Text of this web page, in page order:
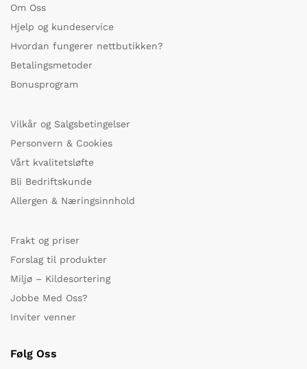
Om Oss
Hjelp og kundeservice
Hvordan fungerer nettbutikken?
Betalingsmetoder
Bonusprogram
Vilkår og Salgsbetingelser
Personvern & Cookies
Vårt kvalitetsløfte
Bli Bedriftskunde
Allergen & Næringsinnhold
Frakt og priser
Forslag til produkter
Miljø – Kildesortering
Jobbe Med Oss?
Inviter venner
Følg Oss